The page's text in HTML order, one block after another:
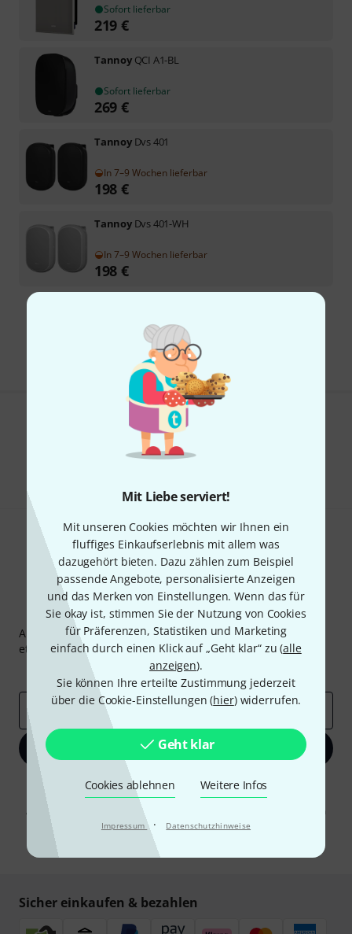
Mit Liebe serviert!
Mit unseren Cookies möchten wir Ihnen ein
fluffiges Einkaufserlebnis mit allem was
dazugehört bieten. Dazu zählen zum Beispiel
passende Angebote, personalisierte Anzeigen
und das Merken von Einstellungen. Wenn das für
Sie okay ist, stimmen Sie der Nutzung von Cookies
für Präferenzen, Statistiken und Marketing
einfach durch einen Klick auf „Geht klar“ zu (alle
anzeigen).
Sie können Ihre erteilte Zustimmung jederzeit
über die Cookie-Einstellungen (hier) widerrufen.
Geht klar
Cookies ablehnen Weitere Infos
Impressum · Datenschutzhinweise
Sofort lieferbar
219 €
Tannoy QCI A1-BL
Sofort lieferbar
269 €
Tannoy Dvs 401
In 7–9 Wochen lieferbar
198 €
Tannoy Dvs 401-WH
In 7–9 Wochen lieferbar
198 €
Alle Preise inkl. MwSt.
Gefällt Ihnen, was Sie sehen?
Teilen Hilfe & Feedback
Thomann Newsletter
Abonniere den Thomann Newsletter und gewinne mit
etwas Glück einen von50 Gutscheinenüber jeweils50€
Inspirierende Beiträge
Deals
E-Mail-Adresse
Jetzt anmelden
Mit Klick auf „Jetzt anmelden“ stimmen Sie dem Erhalt von E-Mail-
Werbung und einer Messung des E-Mail-Nutzungsverhaltens zu. Die
Abmeldung ist jederzeit möglich. Weitere Informationen finden Sie in
unserenDatenschutzhinweisen.
* Pflichtfeld
Sicher einkaufen & bezahlen